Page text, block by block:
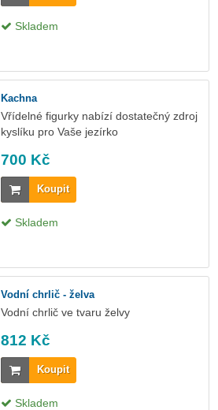
Skladem
Kachna
Vřídelné figurky nabízí dostatečný zdroj
kyslíku pro Vaše jezírko
700 Kč
Koupit
Skladem
Vodní chrlič - želva
Vodní chrlič ve tvaru želvy
812 Kč
Koupit
Skladem